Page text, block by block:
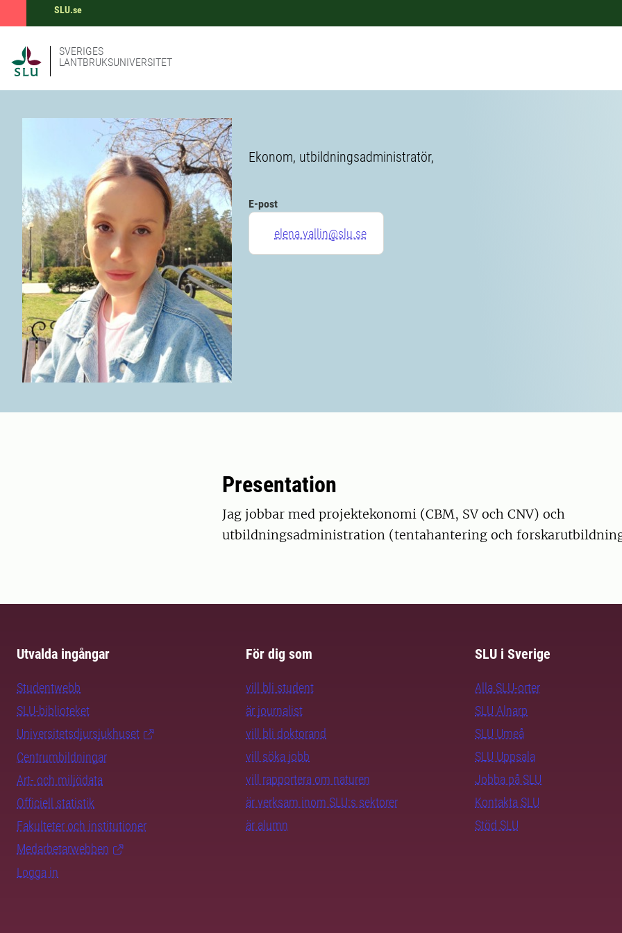
SLU.se
SVERIGES
LANTBRUKSUNIVERSITET
Ekonom, utbildningsadministratör,
E-post
elena.vallin@slu.se
Presentation
Jag jobbar med projektekonomi (CBM, SV och CNV) och
utbildningsadministration (tentahantering och
Utvalda ingångar
Studentwebb
SLU-biblioteket
Universitetsdjursjukhuset
Centrumbildningar
Art- och miljödata
Officiell statistik
Fakulteter och institutioner
Medarbetarwebben
Logga in
För dig som
vill bli student
är journalist
vill bli doktorand
vill söka jobb
vill rapportera om naturen
är verksam inom SLU:s sektorer
är alumn
SLU i Sverige
Alla SLU-orter
SLU Alnarp
SLU Umeå
SLU Uppsala
Jobba på SLU
Kontakta SLU
Stöd SLU